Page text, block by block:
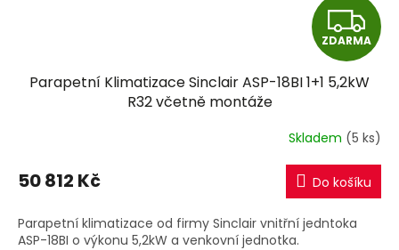
Z
D
A
R
M
A
ZDARMA
Parapetní Klimatizace Sinclair ASP-18BI 1+1 5,2kW
R32 včetně montáže
Skladem (5 ks)
50 812 Kč Do košíku
Parapetní klimatizace od firmy Sinclair vnitřní jedntoka
ASP-18BI o výkonu 5,2kW a venkovní jednotka.